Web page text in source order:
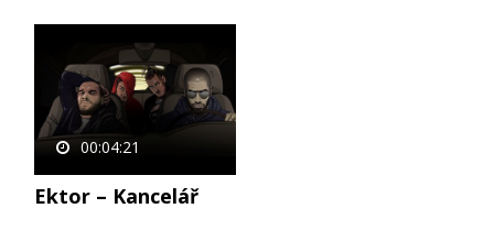
00:04:21
Ektor – Kancelář